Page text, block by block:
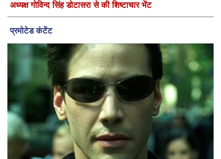
अध्यक्ष गोविन्द सिंह डोटासरा से की शिष्टाचार भेंट